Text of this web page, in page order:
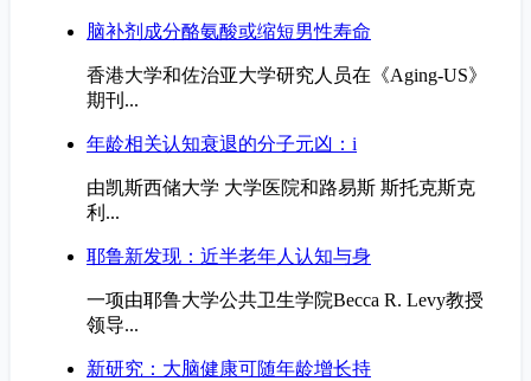
脑补剂成分酪氨酸或缩短男性寿命
香港大学和佐治亚大学研究人员在《Aging-US》
期刊...
年龄相关认知衰退的分子元凶：i
由凯斯西储大学 大学医院和路易斯 斯托克斯克
利...
耶鲁新发现：近半老年人认知与身
一项由耶鲁大学公共卫生学院Becca R. Levy教授
领导...
新研究：大脑健康可随年龄增长持